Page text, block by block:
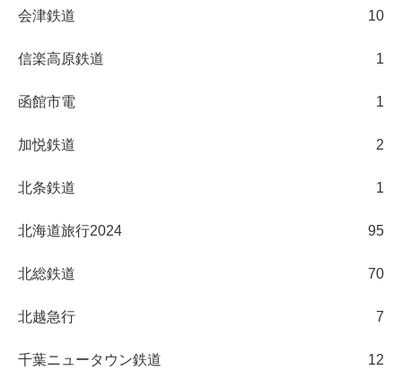
会津鉄道 10
信楽高原鉄道 1
函館市電 1
加悦鉄道 2
北条鉄道 1
北海道旅行2024 95
北総鉄道 70
北越急行 7
千葉ニュータウン鉄道 12